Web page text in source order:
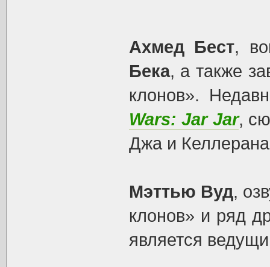
Ахмед Бест,
Бека, а также
клонов».
Wars: Jar Jar,
Джа и
Мэттью Вуд,
клонов» и ряд
является